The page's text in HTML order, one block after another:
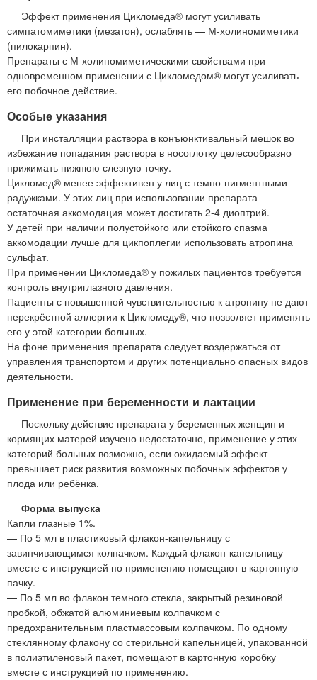
Эффект применения Цикломеда® могут усиливать
симпатомиметики (мезатон), ослаблять — М-холиномиметики
(пилокарпин).
Препараты с М-холиномиметическими свойствами при
одновременном применении с Цикломедом® могут усиливать
его побочное действие.
Особые указания
При инсталляции раствора в конъюнктивальный мешок во
избежание попадания раствора в носоглотку целесообразно
прижимать нижнюю слезную точку.
Цикломед® менее эффективен у лиц с темно-пигментными
радужками. У этих лиц при использовании препарата
остаточная аккомодация может достигать 2-4 диоптрий.
У детей при наличии полустойкого или стойкого спазма
аккомодации лучше для цикпоплегии использовать атропина
сульфат.
При применении Цикломеда® у пожилых пациентов требуется
контроль внутриглазного давления.
Пациенты с повышенной чувствительностью к атропину не дают
перекрёстной аллергии к Цикломеду®, что позволяет применять
его у этой категории больных.
На фоне применения препарата следует воздержаться от
управления транспортом и других потенциально опасных видов
деятельности.
Применение при беременности и лактации
Поскольку действие препарата у беременных женщин и
кормящих матерей изучено недостаточно, применение у этих
категорий больных возможно, если ожидаемый эффект
превышает риск развития возможных побочных эффектов у
плода или ребёнка.
Форма выпуска
Капли глазные 1%.
— По 5 мл в пластиковый флакон-капельницу с
завинчивающимся колпачком. Каждый флакон-капельницу
вместе с инструкцией по применению помещают в картонную
пачку.
— По 5 мл во флакон темного стекла, закрытый резиновой
пробкой, обжатой алюминиевым колпачком с
предохранительным пластмассовым колпачком. По одному
стеклянному флакону со стерильной капельницей, упакованной
в полиэтиленовый пакет, помещают в картонную коробку
вместе с инструкцией по применению.